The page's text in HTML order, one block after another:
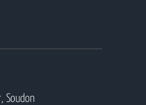
Soudon